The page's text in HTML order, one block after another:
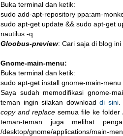
Buka terminal dan ketik:
sudo add-apt-repository ppa:am-
sudo apt-get update && sudo apt-get
nautilus -q
Gloobus-preview: Cari saja di blog
Gnome-main-menu:
Buka terminal dan ketik:
sudo apt-get install gnome-main-menu
Saya sudah memodifikasi gnome-
teman ingin silakan downloaddi sini.
copy and replace semua file ke folder
teman-teman juga melihat
/desktop/gnome/applications/main-